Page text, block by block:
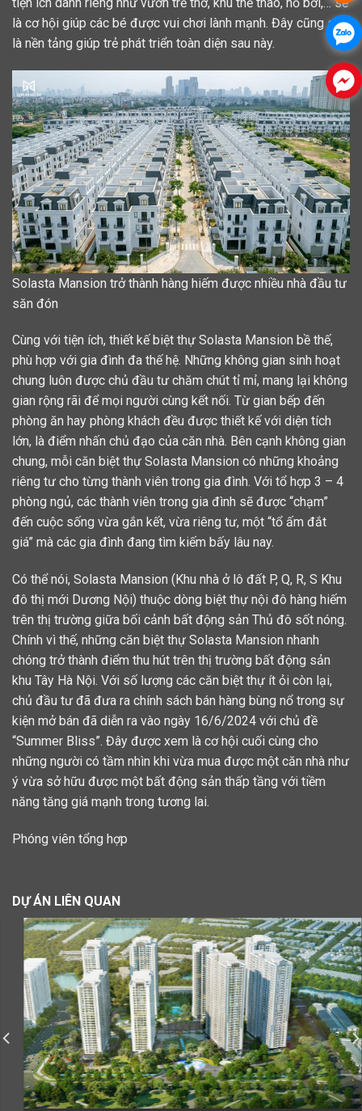
là cơ hội giúp các bé được vui chơi lành mạnh. Đây cũng sẽ
là nền tảng giúp trẻ phát triển toàn diện sau này.
Solasta Mansion trở thành hàng hiếm được nhiều nhà đầu tư
săn đón
Cùng với tiện ích, thiết kế biệt thự Solasta Mansion bề thế,
phù hợp với gia đình đa thế hệ. Những không gian sinh hoạt
chung luôn được chủ đầu tư chăm chút tỉ mỉ, mang lại không
gian rộng rãi để mọi người cùng kết nối. Từ gian bếp đến
phòng ăn hay phòng khách đều được thiết kế với diện tích
lớn, là điểm nhấn chủ đạo của căn nhà. Bên cạnh không gian
chung, mỗi căn biệt thự Solasta Mansion có những khoảng
riêng tư cho từng thành viên trong gia đình. Với tổ hợp 3 – 4
phòng ngủ, các thành viên trong gia đình sẽ được “chạm”
đến cuộc sống vừa gắn kết, vừa riêng tư, một “tổ ấm đắt
giá” mà các gia đình đang tìm kiếm bấy lâu nay.
Có thể nói, Solasta Mansion (Khu nhà ở lô đất P, Q, R, S Khu
đô thị mới Dương Nội) thuộc dòng biệt thự nội đô hàng hiếm
trên thị trường giữa bối cảnh bất động sản Thủ đô sốt nóng.
Chính vì thế, những căn biệt thự Solasta Mansion nhanh
chóng trở thành điểm thu hút trên thị trường bất động sản
khu Tây Hà Nội. Với số lượng các căn biệt thự ít ỏi còn lại,
chủ đầu tư đã đưa ra chính sách bán hàng bùng nổ trong sự
kiện mở bán đã diễn ra vào ngày 16/6/2024 với chủ đề
“Summer Bliss”. Đây được xem là cơ hội cuối cùng cho
những người có tầm nhìn khi vừa mua được một căn nhà như
ý vừa sở hữu được một bất động sản thấp tầng với tiềm
năng tăng giá mạnh trong tương lai.
Phóng viên tổng hợp
DỰ ÁN LIÊN QUAN